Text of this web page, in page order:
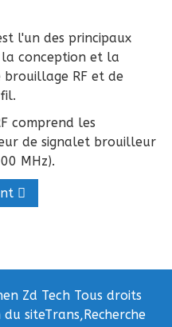
l'un des principaux
la conception et la
brouillage RF et de
comprend les
de signalet brouilleur
MHz).
Zd Tech Tous droits
du siteTrans, Recherche